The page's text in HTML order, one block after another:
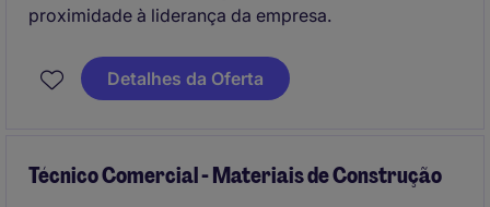
proximidade à liderança da empresa.
Detalhes da Oferta
Técnico Comercial - Materiais de Construção